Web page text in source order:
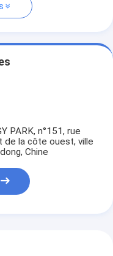
PARK, n°151, rue
de la côte ouest, ville
Chine